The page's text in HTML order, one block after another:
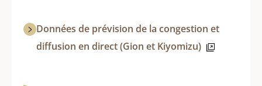
Données de prévision de la congestion et
diffusion en direct (Gion et Kiyomizu)